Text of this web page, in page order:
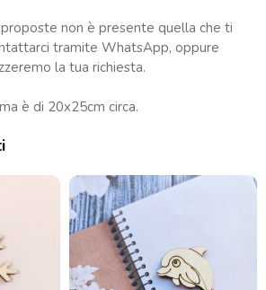
non è presente quella che ti
tramite WhatsApp, oppure
la tua richiesta.
è di 20x25cm circa.